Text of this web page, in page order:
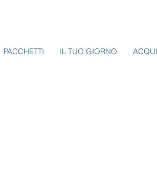
PACCHETTI IL TUO GIORNO